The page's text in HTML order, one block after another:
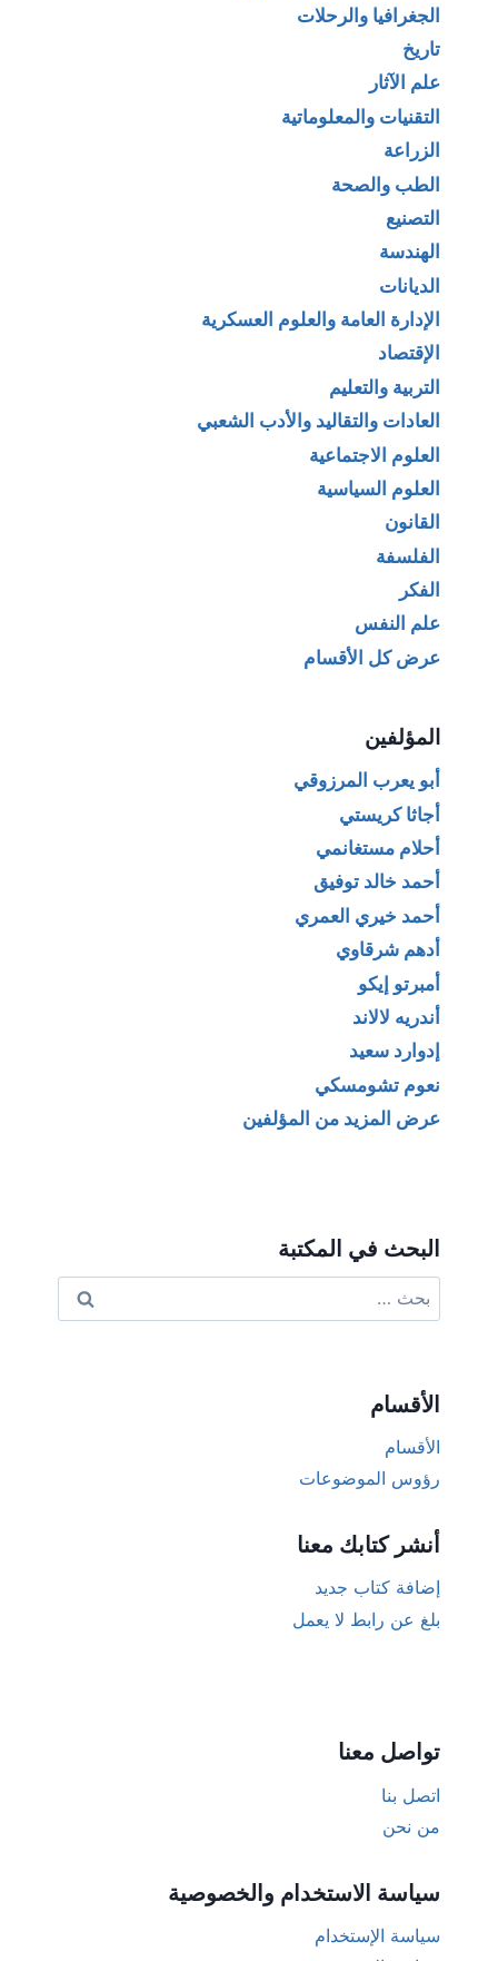
الجغرافيا والرحلات
تاريخ
علم الآثار
التقنيات والمعلوماتية
الزراعة
الطب والصحة
التصنيع
الهندسة
الديانات
الإدارة العامة والعلوم العسكرية
الإقتصاد
التربية والتعليم
العادات والتقاليد والأدب الشعبي
العلوم الاجتماعية
العلوم السياسية
القانون
الفلسفة
الفكر
علم النفس
عرض كل الأقسام
المؤلفين
أبو يعرب المرزوقي
أجاثا كريستي
أحلام مستغانمي
أحمد خالد توفيق
أحمد خيري العمري
أدهم شرقاوي
أمبرتو إيكو
أندريه لالاند
إدوارد سعيد
نعوم تشومسكي
عرض المزيد من المؤلفين
البحث في المكتبة
عن:
الأقسام
الأقسام
رؤوس الموضوعات
أنشر كتابك معنا
إضافة كتاب جديد
بلغ عن رابط لا يعمل
تواصل معنا
اتصل بنا
من نحن
سياسة الاستخدام والخصوصية
سياسة الإستخدام